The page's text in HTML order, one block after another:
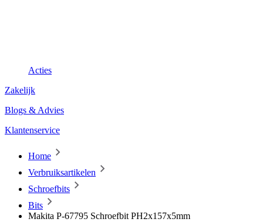
Acties
Zakelijk
Blogs & Advies
Klantenservice
Home
Verbruiksartikelen
Schroefbits
Bits
Makita P-67795 Schroefbit PH2x157x5mm